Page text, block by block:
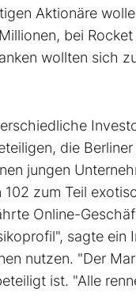
Aktionäre
bei
wollten sich
die
jungen
zum Teil
Online-
sagte ein
nutzen. "Der
ist. "Alle